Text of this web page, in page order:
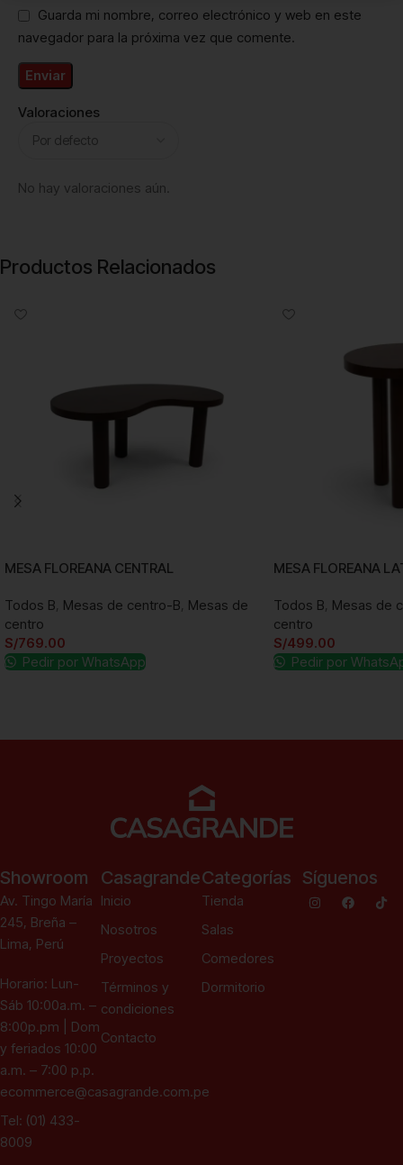
Valoraciones
No hay valoraciones aún.
Guarda mi nombre, correo electrónico y web en este
navegador para la próxima vez que comente.
Productos Relacionados
MESA FLOREANA CENTRAL
Todos B, Mesas de centro-B, Mesas de
centro
S/769.00
Pedir por WhatsApp
MESA FLOREANA
Todos B, Mesas de
centro
S/499.00
Pedir por
Showroom
Av. Tingo María
245, Breña –
Lima, Perú
Horario: Lun-
Sáb 10:00a.m. –
8:00p.pm | Dom
y feriados 10:00
a.m. – 7:00 p.p.
ecommerce@casagrande.com.pe
Tel: (01) 433-
8009
Casagrande
Inicio
Nosotros
Proyectos
Términos y
condiciones
Contacto
Categorías
Tienda
Salas
Comedores
Dormitorio
Síguenos